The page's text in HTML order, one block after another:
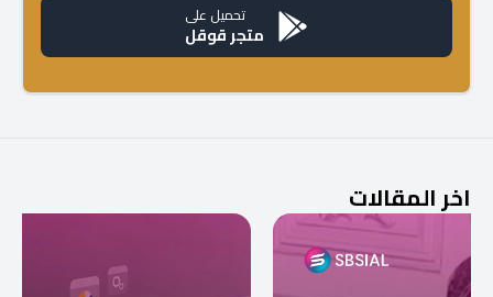
تحميل على
متجر قوقل
اخر المقالات